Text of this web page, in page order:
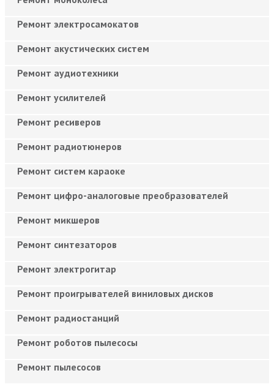
Ремонт электросамокатов
Ремонт акустических систем
Ремонт аудиотехники
Ремонт усилителей
Ремонт ресиверов
Ремонт радиотюнеров
Ремонт систем караоке
Ремонт цифро-аналоговые преобразователей
Ремонт микшеров
Ремонт синтезаторов
Ремонт электрогитар
Ремонт проигрывателей виниловых дисков
Ремонт радиостанций
Ремонт роботов пылесосы
Ремонт пылесосов